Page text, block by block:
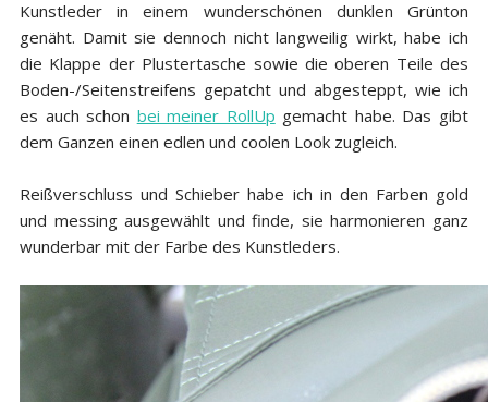
Kunstleder in einem wunderschönen dunklen Grünton
genäht. Damit sie dennoch nicht langweilig wirkt, habe ich
die Klappe der Plustertasche sowie die oberen Teile des
Boden-/Seitenstreifens gepatcht und abgesteppt, wie ich
es auch schon bei meiner RollUp gemacht habe. Das gibt
dem Ganzen einen edlen und coolen Look zugleich.
Reißverschluss und Schieber habe ich in den Farben gold
und messingausgewählt und finde, sie harmonieren ganz
wunderbar mit der Farbe des Kunstleders.